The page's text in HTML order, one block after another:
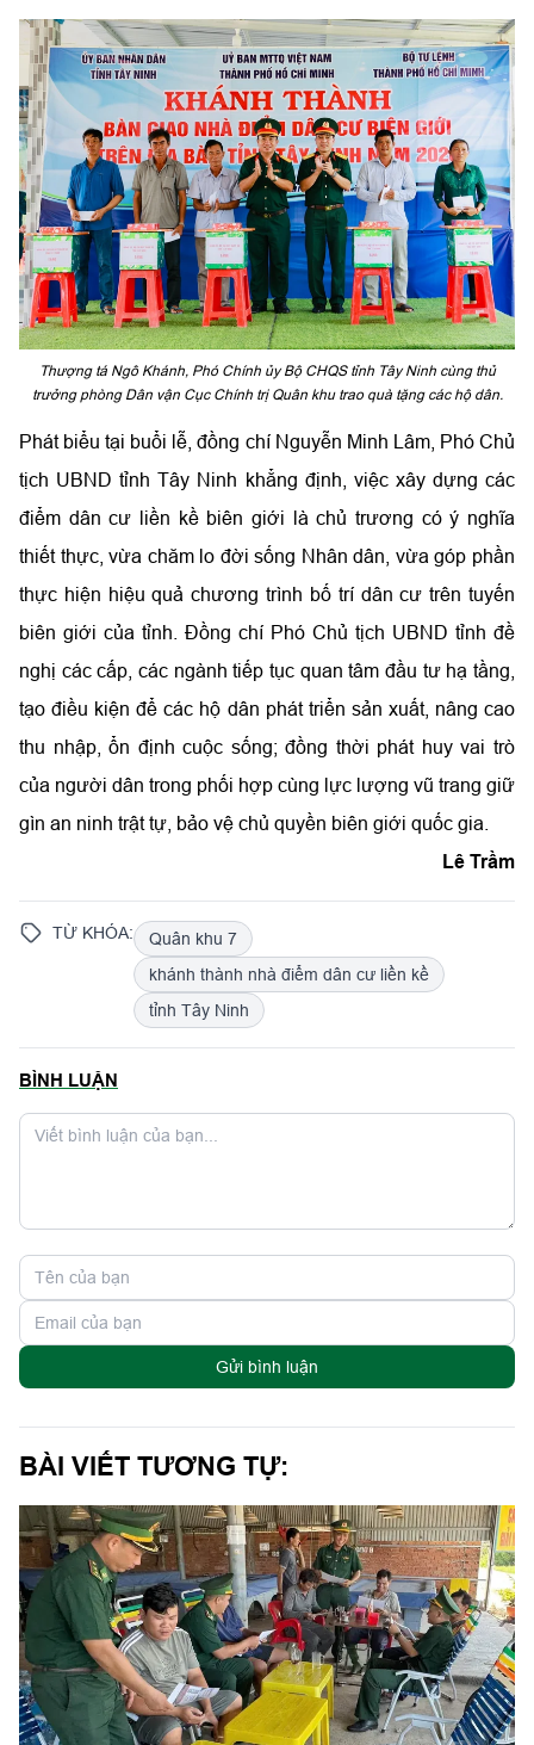
Thượng tá Ngô Khánh, Phó Chính ủy Bộ CHQS tỉnh Tây Ninh cùng thủ
trưởng phòng Dân vận Cục Chính trị Quân khu trao quà tặng các hộ dân.
Phát biểu tại buổi lễ, đồng chí Nguyễn Minh Lâm, Phó Chủ
tịch UBND tỉnh Tây Ninh khẳng định, việc xây dựng các
điểm dân cư liền kề biên giới là chủ trương có ý nghĩa
thiết thực, vừa chăm lo đời sống Nhân dân, vừa góp phần
thực hiện hiệu quả chương trình bố trí dân cư trên tuyến
biên giới của tỉnh. Đồng chí Phó Chủ tịch UBND tỉnh đề
nghị các cấp, các ngành tiếp tục quan tâm đầu tư hạ tầng,
tạo điều kiện để các hộ dân phát triển sản xuất, nâng cao
thu nhập, ổn định cuộc sống; đồng thời phát huy vai trò
của người dân trong phối hợp cùng lực lượng vũ trang giữ
gìn an ninh trật tự, bảo vệ chủ quyền biên giới quốc gia.
Lê Trầm
TỪ KHÓA:
Quân khu 7
khánh thành nhà điểm dân cư liền kề
tỉnh Tây Ninh
BÌNH LUẬN
Gửi bình luận
BÀI VIẾT TƯƠNG TỰ: